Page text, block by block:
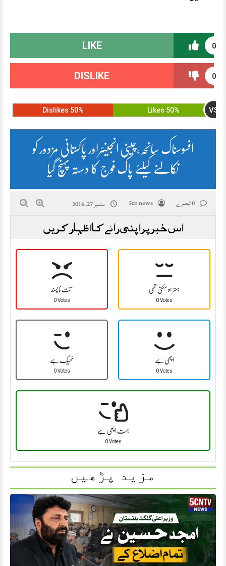
0
LIKE
0
DISLIKE
50% Likes VS
50% Dislikes
افسوسناک سانحہ،چینی انجینئراور پاکستانی مزدور کو
نکالنے کیلئے پاک فوج کا دستہ پہنچ گیا
5cn news ستمبر 27, 2016
اس خبر پر اپنی رائے کا اظہار کریں
سخت نا پسند
0 Votes
بہتر ہو سکتی تھی
0 Votes
ٹھیک ہے
0 Votes
اچھی ہے
0 Votes
بہت اچھی ہے
0 Votes
مزید پڑھیں